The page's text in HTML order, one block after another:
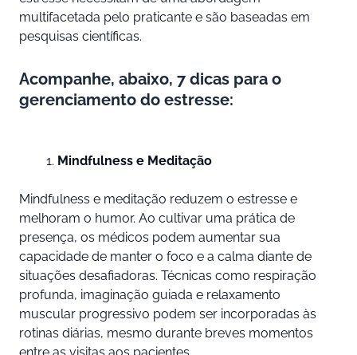
multifacetada pelo praticante e são baseadas em
pesquisas científicas.
Acompanhe, abaixo, 7 dicas para o
gerenciamento do estresse:
Mindfulness e Meditação
Mindfulness e meditação reduzem o estresse e
melhoram o humor. Ao cultivar uma prática de
presença, os médicos podem aumentar sua
capacidade de manter o foco e a calma diante de
situações desafiadoras. Técnicas como respiração
profunda, imaginação guiada e relaxamento
muscular progressivo podem ser incorporadas às
rotinas diárias, mesmo durante breves momentos